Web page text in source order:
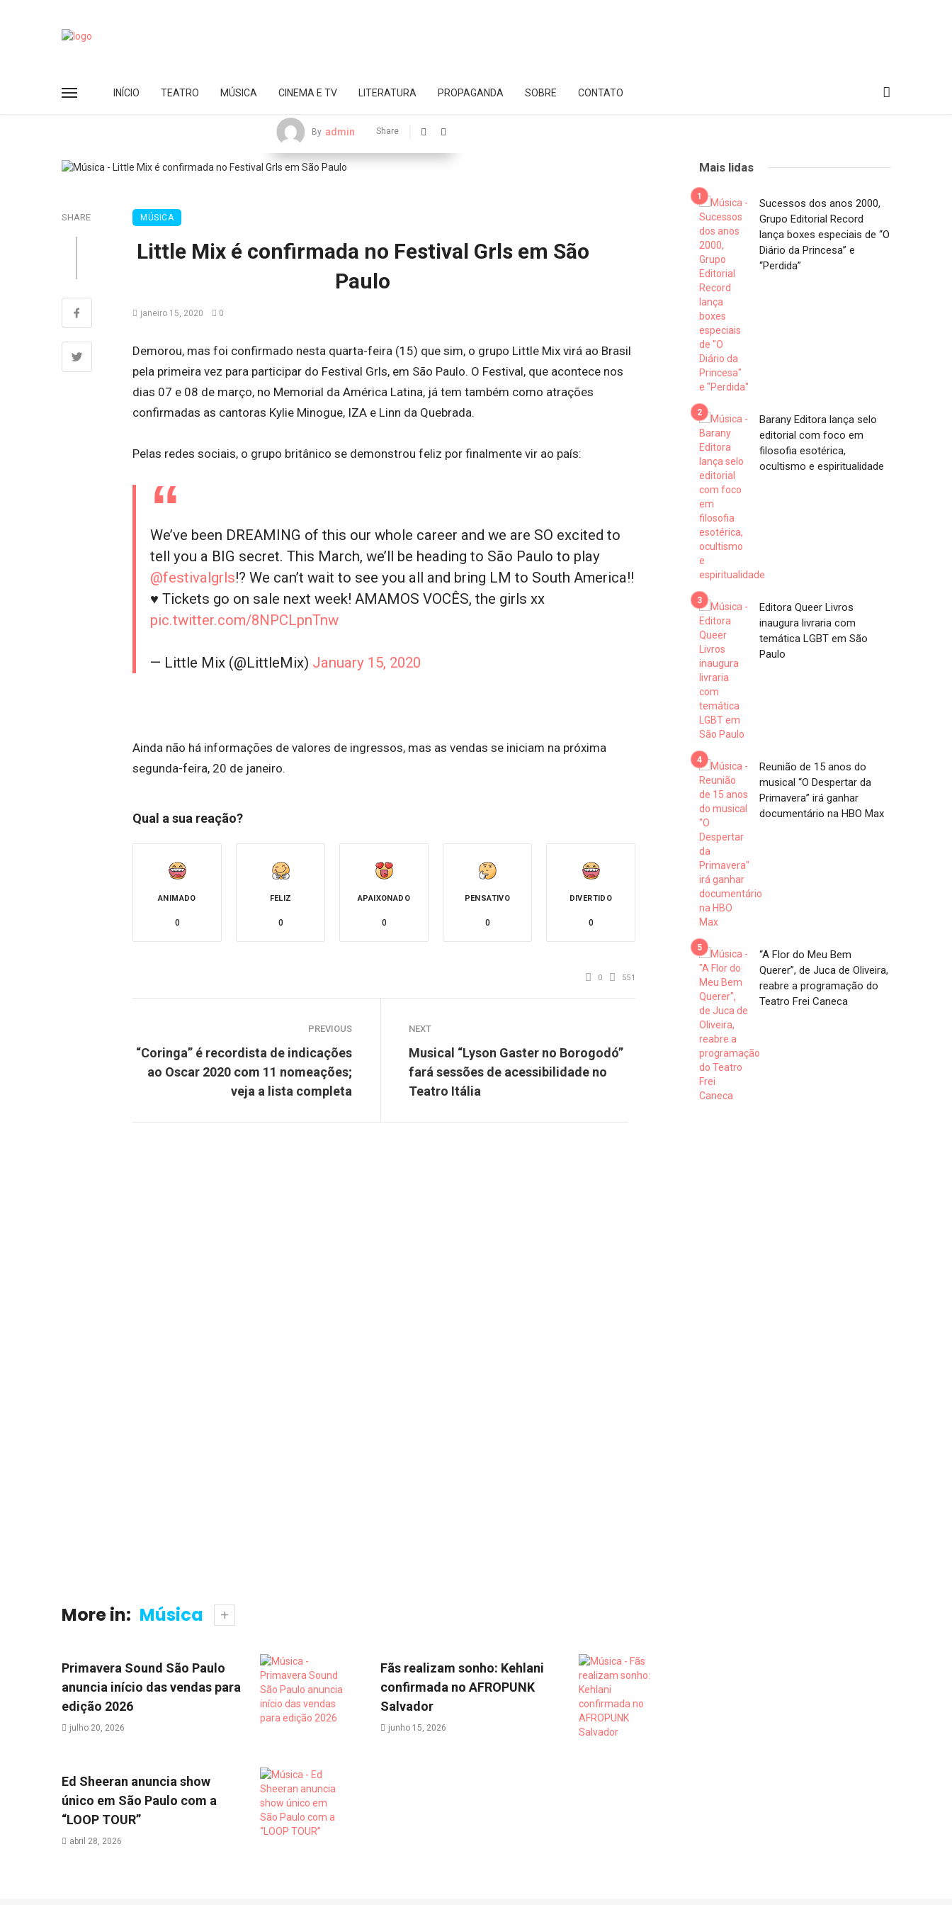
INÍCIO TEATRO MÚSICA CINEMA E TV LITERATURA PROPAGANDA SOBRE CONTATO
By admin Share
SHARE MÚSICA
Little Mix é confirmada no Festival Grls em São
Paulo
janeiro 15, 2020 0
Demorou, mas foi confirmado nesta quarta-feira (15) que sim, o grupo Little Mix virá ao Brasil
pela primeira vez para participar do Festival Grls, em São Paulo. O Festival, que acontece nos
dias 07 e 08 de março, no Memorial da América Latina, já tem também como atrações
confirmadas as cantoras Kylie Minogue, IZA e Linn da Quebrada.
Pelas redes sociais, o grupo britânico se demonstrou feliz por finalmente vir ao país:
We’ve been DREAMING of this our whole career and we are SO excited to
tell you a BIG secret. This March, we’ll be heading to São Paulo to play
@festivalgrls!? We can’t wait to see you all and bring LM to South America!!
♥️ Tickets go on sale next week! AMAMOS VOCÊS, the girls xx
pic.twitter.com/8NPCLpnTnw
— Little Mix (@LittleMix) January 15, 2020
Ainda não há informações de valores de ingressos, mas as vendas se iniciam na próxima
segunda-feira, 20 de janeiro.
Qual a sua reação?
ANIMADO
0
FELIZ
0
APAIXONADO
0
PENSATIVO
0
DIVERTIDO
0
0 551
PREVIOUS
“Coringa” é recordista de indicações
ao Oscar 2020 com 11 nomeações;
veja a lista completa
NEXT
Musical “Lyson Gaster no Borogodó”
fará sessões de acessibilidade no
Teatro Itália
More in: Música
Primavera Sound São Paulo
anuncia início das vendas para
edição 2026
julho 20, 2026
Fãs realizam sonho: Kehlani
confirmada no AFROPUNK
Salvador
junho 15, 2026
Ed Sheeran anuncia show
único em São Paulo com a
“LOOP TOUR”
abril 28, 2026
Mais lidas
Sucessos dos anos 2000,
Grupo Editorial Record
lança boxes especiais de “O
Diário da Princesa” e
“Perdida”
Barany Editora lança selo
editorial com foco em
filosofia esotérica,
ocultismo e espiritualidade
Editora Queer Livros
inaugura livraria com
temática LGBT em São
Paulo
Reunião de 15 anos do
musical “O Despertar da
Primavera” irá ganhar
documentário na HBO Max
“A Flor do Meu Bem
Querer”, de Juca de Oliveira,
reabre a programação do
Teatro Frei Caneca